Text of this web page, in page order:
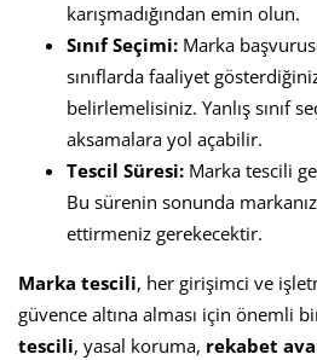
karışmadığından emin olun.
Sınıf Seçimi: Marka
sınıflarda faaliyet
belirlemelisiniz. Yanlış sınıf
aksamalara yol açabilir.
Tescil Süresi: Marka tescili
Bu sürenin sonunda
ettirmeniz gerekecektir.
Marka tescili, her girişimci ve
güvence altına alması için önemli
tescili, yasal koruma, rekabet